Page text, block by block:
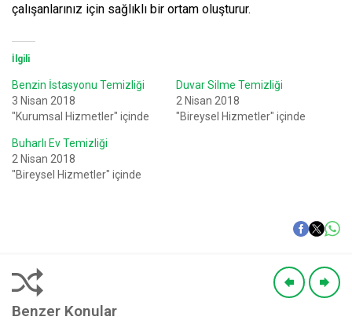
çalışanlarınız için sağlıklı bir ortam oluşturur.
İlgili
Benzin İstasyonu Temizliği
3 Nisan 2018
"Kurumsal Hizmetler" içinde
Duvar Silme Temizliği
2 Nisan 2018
"Bireysel Hizmetler" içinde
Buharlı Ev Temizliği
2 Nisan 2018
"Bireysel Hizmetler" içinde
Benzer Konular